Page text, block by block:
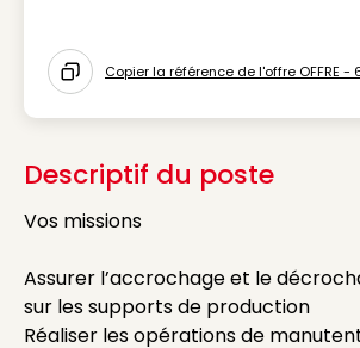
Icon copy to clipboard
Copier la référence de l'offre OFFRE -
Descriptif du poste
Vos missions
Assurer l’accrochage et le
sur les supports de production
Réaliser les opérations de